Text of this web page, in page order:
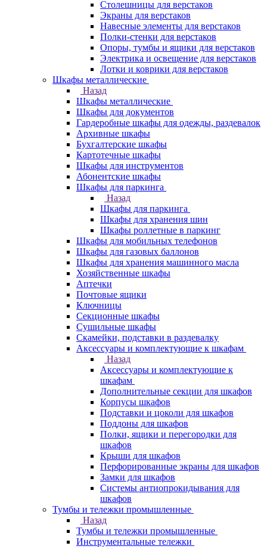
Столешницы для верстаков
Экраны для верстаков
Навесные элементы для верстаков
Полки-стенки для верстаков
Опоры, тумбы и ящики для верстаков
Электрика и освещение для верстаков
Лотки и коврики для верстаков
Шкафы металлические
Назад
Шкафы металлические
Шкафы для документов
Гардеробные шкафы для одежды, раздевалок
Архивные шкафы
Бухгалтерские шкафы
Картотечные шкафы
Шкафы для инструментов
Абонентские шкафы
Шкафы для паркинга
Назад
Шкафы для паркинга
Шкафы для хранения шин
Шкафы роллетные в паркинг
Шкафы для мобильных телефонов
Шкафы для газовых баллонов
Шкафы для хранения машинного масла
Хозяйственные шкафы
Аптечки
Почтовые ящики
Ключницы
Секционные шкафы
Сушильные шкафы
Скамейки, подставки в раздевалку
Аксессуары и комплектующие к шкафам
Назад
Аксессуары и комплектующие к
шкафам
Дополнительные секции для шкафов
Корпусы шкафов
Подставки и цоколи для шкафов
Поддоны для шкафов
Полки, ящики и перегородки для
шкафов
Крыши для шкафов
Перфорированные экраны для шкафов
Замки для шкафов
Системы антиопрокидывания для
шкафов
Тумбы и тележки промышленные
Назад
Тумбы и тележки промышленные
Инструментальные тележки